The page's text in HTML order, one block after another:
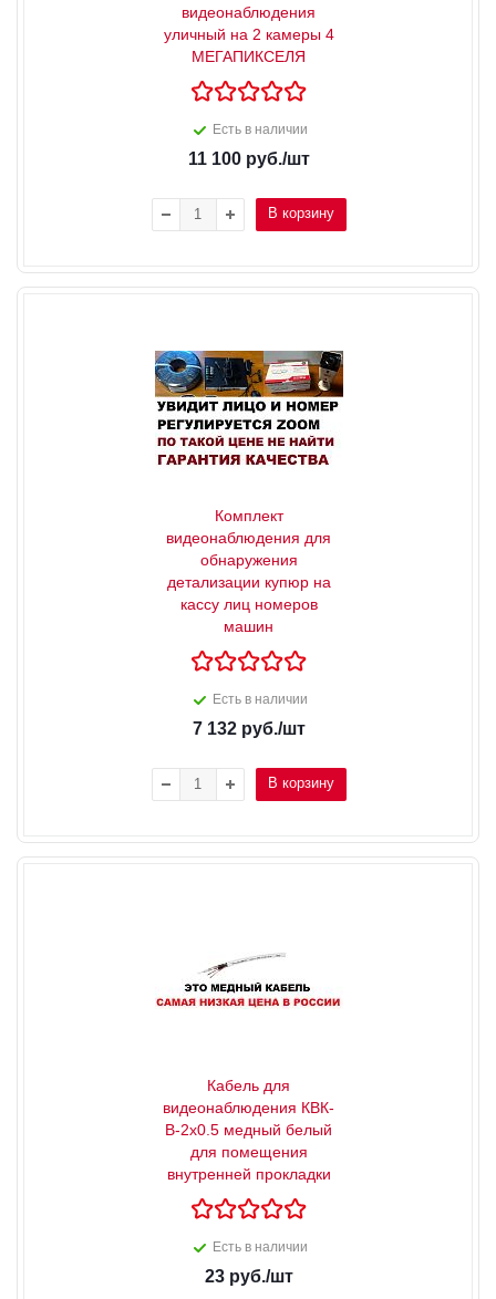
видеонаблюдения
уличный на 2 камеры 4
МЕГАПИКСЕЛЯ
Есть в наличии
11 100руб./шт
В корзину
Комплект
видеонаблюдения для
обнаружения
детализации купюр на
кассу лиц номеров
машин
Есть в наличии
7 132руб./шт
В корзину
Кабель для
видеонаблюдения КВК-
В-2x0.5 медный белый
для помещения
внутренней прокладки
Есть в наличии
23руб./шт